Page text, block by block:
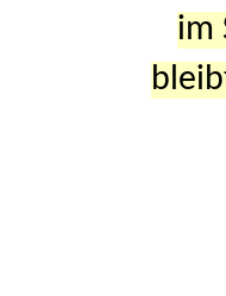
im